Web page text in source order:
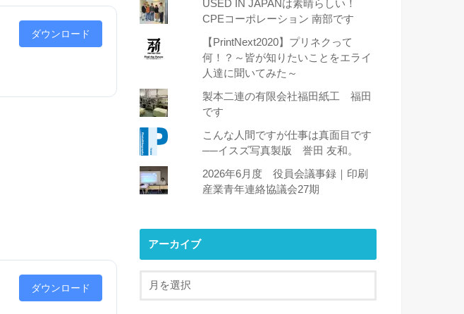
ダウンロード
ダウンロード
USED IN JAPANは素晴らしい！
CPEコーポレーション 南部です
【PrintNext2020】プリネクって
何！？～皆が知りたいことをエライ
人達に聞いてみた～
製本二連の有限会社福田紙工 福田
です
こんな人間ですが仕事は真面目です
──イスズ写真製版 誉田 友和。
2026年6月度 役員会議事録｜印刷
産業青年連絡協議会27期
アーカイブ